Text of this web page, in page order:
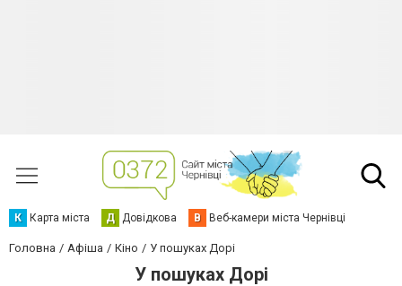
К Карта міста Д Довідкова В Веб-камери міста Чернівці
Головна Афіша Кіно У пошуках Дорі
У пошуках Дорі